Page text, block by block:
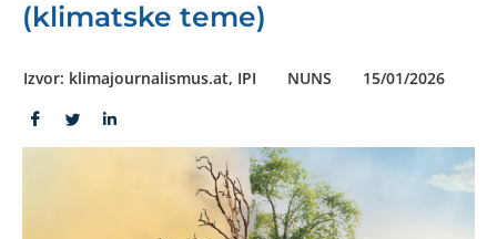
(klimatske teme)
Izvor: klimajournalismus.at, IPI NUNS 15/01/2026